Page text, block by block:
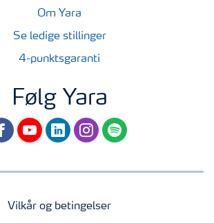
Om Yara
Se ledige stillinger
4-punktsgaranti
Følg Yara
youtubelinkedininstagram
spotify
Vilkår og betingelser